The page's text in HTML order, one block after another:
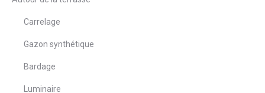
Carrelage
Gazon synthétique
Bardage
Luminaire